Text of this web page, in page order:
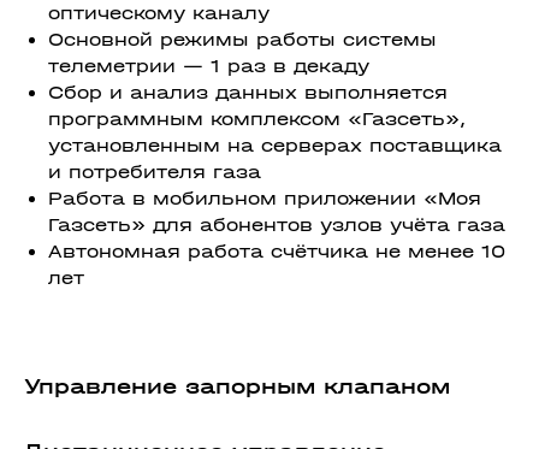
оптическому каналу
Основной режимы работы системы
телеметрии — 1 раз в декаду
Сбор и анализ данных выполняется
программным комплексом «Газсеть»,
установленным на серверах поставщика
и потребителя газа
Работа в мобильном приложении «Моя
Газсеть» для абонентов узлов учёта газа
Автономная работа счётчика не менее 10
лет
Управление запорным клапаном